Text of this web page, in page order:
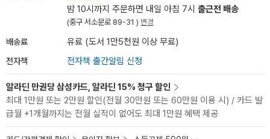
밤 10시까지 주문하면 내일 아침 7시 출근전 배송
(중구 서소문로 89-31 ) 변경
배송료 유료 (도서 1만5천원 이상 무료)
전자책 전자책 출간알림 신청
알라딘 만권당 삼성카드, 알라딘 15% 청구 할인
최대 1만원 또는 2만원 할인(전월 30만원 또는 60만원 이용 시) / 카드 발
급월 +1개월까지는 전월 실적이 없어도 최대 1만원 혜택 제공